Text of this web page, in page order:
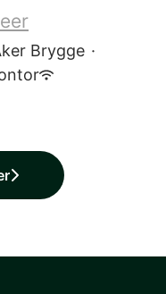
Brygge ·